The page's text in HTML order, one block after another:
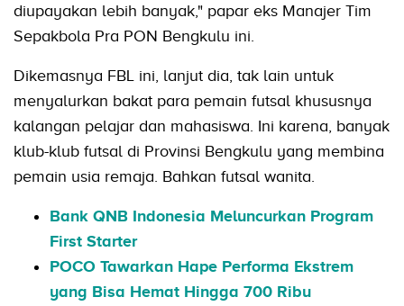
diupayakan lebih banyak," papar eks Manajer Tim
Sepakbola Pra PON Bengkulu ini.
Dikemasnya FBL ini, lanjut dia, tak lain untuk
menyalurkan bakat para pemain futsal khususnya
kalangan pelajar dan mahasiswa. Ini karena, banyak
klub-klub futsal di Provinsi Bengkulu yang membina
pemain usia remaja. Bahkan futsal wanita.
Bank QNB Indonesia Meluncurkan Program
First Starter
POCO Tawarkan Hape Performa Ekstrem
yang Bisa Hemat Hingga 700 Ribu